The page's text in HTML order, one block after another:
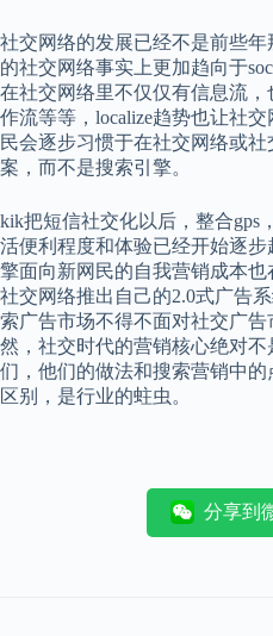
社交网络的发展已经不是前些年
的社交网络事实上更加趋向于
在社交网络里不仅仅有信息流
作流等等，localize趋势也让社
民会逐步习惯于在社交网络或
案，而不是搜索引擎。
kik把短信社交化以后，整合gps
活便利程度和体验已经开始逐步
擎面向新网民的自我营销成本
社交网络推出自己的2.0式广告
索广告市场不得不面对社交广
然，社交时代的营销核心绝对
们，他们的做法和搜索营销中
区别，是行业的蛀虫。
分享到